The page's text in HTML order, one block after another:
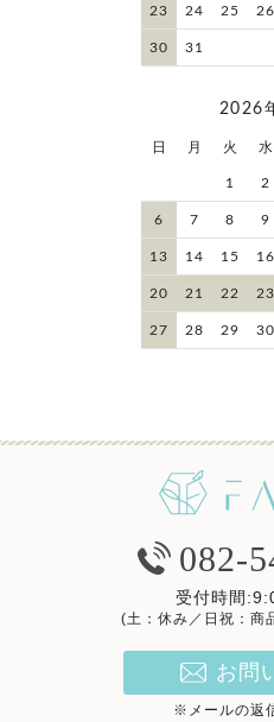
23 24 25 26
30 31
2026
日 月 火 水
1 2
6 7 8 9
13 14 15 16
20 21 22 23
27 28 29 30
082-
受付時間
(土：休み／日祝：商
お問
※メールの返